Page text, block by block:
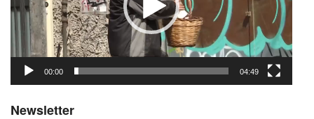
00:00 04:49
Newsletter